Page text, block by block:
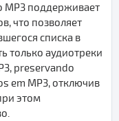
MP3 поддерживает
что позволяет
списка в
только аудиотреки
preservando
em MP3, отключив
этом